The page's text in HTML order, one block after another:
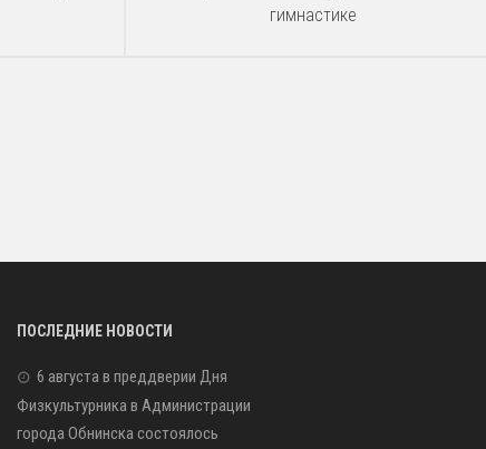
гимнастике
ПОСЛЕДНИЕ НОВОСТИ
6 августа в преддверии Дня
Физкультурника в Администрации
города Обнинска состоялось